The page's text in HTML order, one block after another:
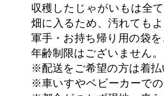
収穫したじゃがいもは全
畑に入るため、汚れても
軍手・お持ち帰り用の袋を
年齢制限はございません。
※配送をご希望の方は着払
※車いすやベビーカーで